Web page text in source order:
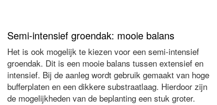
Semi-intensief groendak: mooie balans
Het is ook mogelijk te kiezen voor een semi-intensief
groendak. Dit is een mooie balans tussen extensief en
intensief. Bij de aanleg wordt gebruik gemaakt van hoge
bufferplaten en een dikkere substraatlaag. Hierdoor zijn
de mogelijkheden van de beplanting een stuk groter.